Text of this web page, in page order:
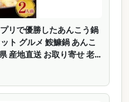
リで優勝したあんこう鍋
ト グルメ 鮟鱇鍋 あんこ
産地直送 お取り寄せ 老
う鍋つゆ付き アンコウ鍋
城市産 送料無料